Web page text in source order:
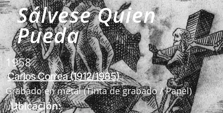
Sálvese Quien
Pueda
1958
Carlos Correa (1912/1985)
Grabado en metal (Tinta de grabado / Papel)
Ubicación: